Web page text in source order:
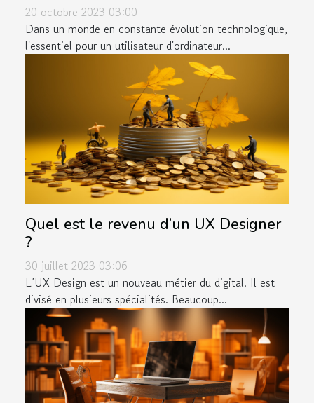
20 octobre 2023 03:00
Dans un monde en constante évolution technologique,
l'essentiel pour un utilisateur d'ordinateur...
Quel est le revenu d’un UX Designer
?
30 juillet 2023 03:06
L’UX Design est un nouveau métier du digital. Il est
divisé en plusieurs spécialités. Beaucoup...